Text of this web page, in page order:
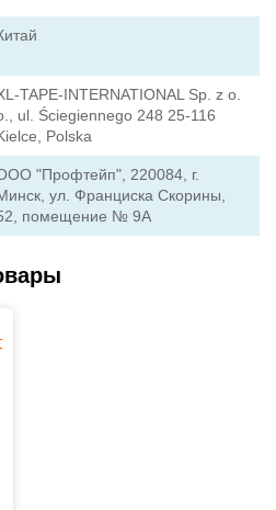
TAPE-INTERNATIONAL Sp. z o.
ul. Ściegiennego 248 25-116
Polska
"Профтейп", 220084, г.
ул. Франциска Скорины,
помещение № 9А